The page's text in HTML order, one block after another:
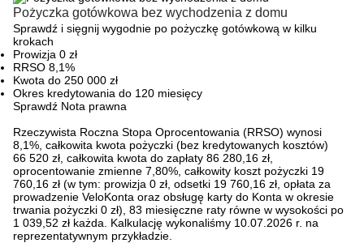
Pożyczka gotówkowa bez wychodzenia z domu
Sprawdź i sięgnij wygodnie po pożyczkę gotówkową w kilku
krokach
Prowizja 0 zł
RRSO 8,1%
Kwota do 250 000 zł
Okres kredytowania do 120 miesięcy
Sprawdź Nota prawna
Rzeczywista Roczna Stopa Oprocentowania (RRSO) wynosi
8,1%, całkowita kwota pożyczki (bez kredytowanych kosztów)
66 520 zł, całkowita kwota do zapłaty 86 280,16 zł,
oprocentowanie zmienne 7,80%, całkowity koszt pożyczki 19
760,16 zł (w tym: prowizja 0 zł, odsetki 19 760,16 zł, opłata za
prowadzenie VeloKonta oraz obsługę karty do Konta w okresie
trwania pożyczki 0 zł), 83 miesięczne raty równe w wysokości po
1 039,52 zł każda. Kalkulację wykonaliśmy 10.07.2026 r. na
reprezentatywnym przykładzie.